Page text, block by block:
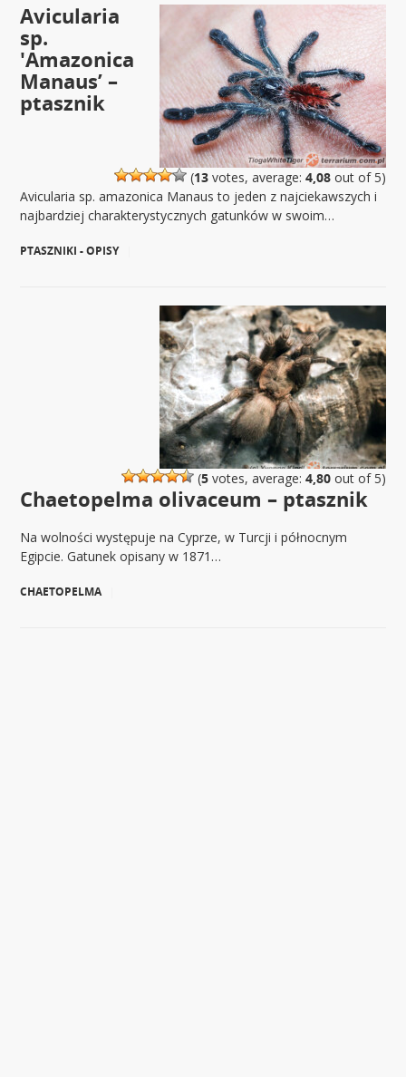
(13votes, average: 4,08out of 5)
Avicularia
sp.
'Amazonica
Manaus’ –
ptasznik
Avicularia sp. amazonica Manaus to jeden z najciekawszych i
najbardziej charakterystycznych gatunków w swoim…
PTASZNIKI - OPISY
(5votes, average: 4,80out of 5)
Chaetopelma olivaceum – ptasznik
Na wolności występuje na Cyprze, w Turcji i północnym
Egipcie. Gatunek opisany w 1871…
CHAETOPELMA